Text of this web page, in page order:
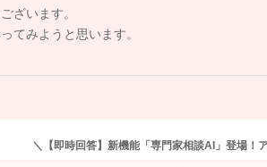
ると、食事も進みやすいです。
座らせて、〇〇ちゃんも座って食べられる
ざいます。
てみようと思います。
＼【即時回答】新機能「専門家相談AI」登場！